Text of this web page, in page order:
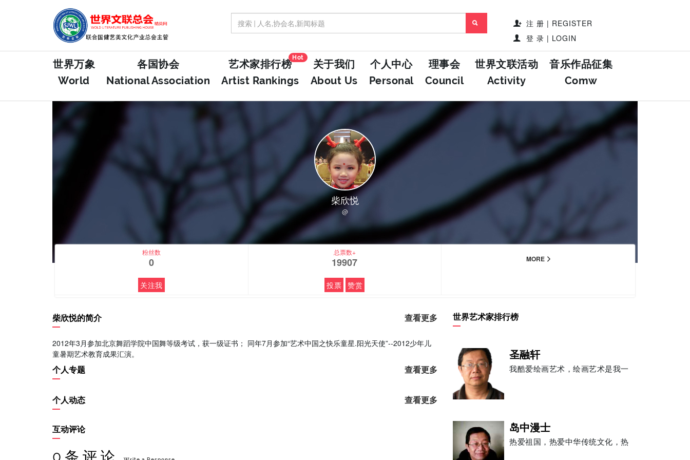
注 册 | REGISTER
登 录 | LOGIN
世界万象
World
各国协会
National Association
艺术家排行榜
Artist Rankings
Hot
关于我们
About Us
个人中心
Personal
理事会
Council
世界文联活动
Activity
音乐作品征集
Comw
柴欣悦
@
粉丝数
0
关注我
总票数+
19907
投票 赞赏
MORE
柴欣悦的简介 查看更多
2012年3月参加北京舞蹈学院中国舞等级考试，获一级证书； 同年7月参加“艺术中国之快乐童星.阳光天使”--2012少年儿
童暑期艺术教育成果汇演。
个人专题 查看更多
个人动态 查看更多
互动评论
世界艺术家排行榜
圣融轩
我酷爱绘画艺术，绘画艺术是我一
岛中漫士
热爱祖国，热爱中华传统文化，热